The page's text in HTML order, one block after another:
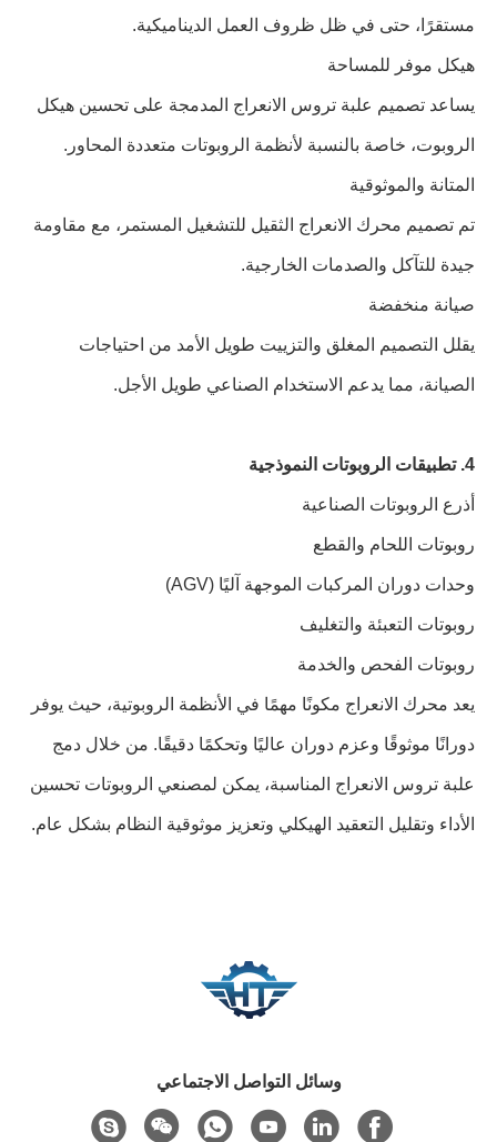
مستقرًا، حتى في ظل ظروف العمل الديناميكية.
هيكل موفر للمساحة
يساعد تصميم علبة تروس الانعراج المدمجة على تحسين هيكل
الروبوت، خاصة بالنسبة لأنظمة الروبوتات متعددة المحاور.
المتانة والموثوقية
تم تصميم محرك الانعراج الثقيل للتشغيل المستمر، مع مقاومة
جيدة للتآكل والصدمات الخارجية.
صيانة منخفضة
يقلل التصميم المغلق والتزييت طويل الأمد من احتياجات
الصيانة، مما يدعم الاستخدام الصناعي طويل الأجل.
4. تطبيقات الروبوتات النموذجية
أذرع الروبوتات الصناعية
روبوتات اللحام والقطع
وحدات دوران المركبات الموجهة آليًا (AGV)
روبوتات التعبئة والتغليف
روبوتات الفحص والخدمة
يعد محرك الانعراج مكونًا مهمًا في الأنظمة الروبوتية، حيث يوفر
دورانًا موثوقًا وعزم دوران عاليًا وتحكمًا دقيقًا. من خلال دمج
علبة تروس الانعراج المناسبة، يمكن لمصنعي الروبوتات تحسين
الأداء وتقليل التعقيد الهيكلي وتعزيز موثوقية النظام بشكل عام.
وسائل التواصل الاجتماعي